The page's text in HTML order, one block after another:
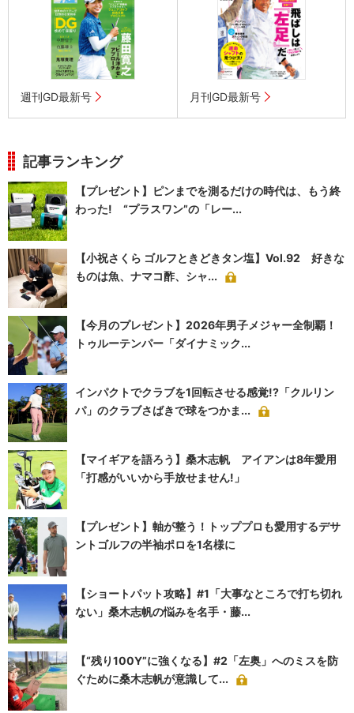
週刊GD最新号 月刊GD最新号
記事ランキング
【プレゼント】ピンまでを測るだけの時代は、もう終
わった! “プラスワン”の「レー...
【小祝さくら ゴルフときどきタン塩】Vol.92 好きな
ものは魚、ナマコ酢、シャ...
【今月のプレゼント】2026年男子メジャー全制覇！
トゥルーテンパー「ダイナミック...
インパクトでクラブを1回転させる感覚!?「クルリン
パ」のクラブさばきで球をつかま...
【マイギアを語ろう】桑木志帆 アイアンは8年愛用
「打感がいいから手放せません!」
【プレゼント】軸が整う！トッププロも愛用するデサ
ントゴルフの半袖ポロを1名様に
【ショートパット攻略】#1「大事なところで打ち切れ
ない」桑木志帆の悩みを名手・藤...
【“残り100Y”に強くなる】#2「左奥」へのミスを防
ぐために桑木志帆が意識して...